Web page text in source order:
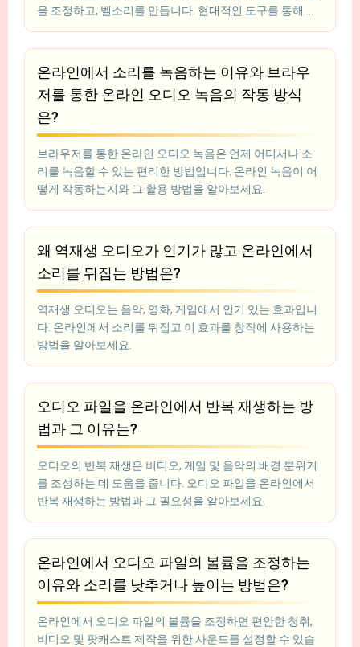
을 조정하고, 벨소리를 만듭니다. 현대적인 도구를 통해 프
할 수 있습니다. 팟캐스터, 비디오 편집자, 블로거 및 음향
작업을 하는 모든 사람에게 적합합니다.
온라인에서 소리를 녹음하는 이유와 브라우
저를 통한 온라인 오디오 녹음의 작동 방식
은?
브라우저를 통한 온라인 오디오 녹음은 언제 어디서나 소
리를 녹음할 수 있는 편리한 방법입니다. 온라인 녹음이 어
떻게 작동하는지와 그 활용 방법을 알아보세요.
왜 역재생 오디오가 인기가 많고 온라인에서
소리를 뒤집는 방법은?
역재생 오디오는 음악, 영화, 게임에서 인기 있는 효과입니
다. 온라인에서 소리를 뒤집고 이 효과를 창작에 사용하는
방법을 알아보세요.
오디오 파일을 온라인에서 반복 재생하는 방
법과 그 이유는?
오디오의 반복 재생은 비디오, 게임 및 음악의 배경 분위기
를 조성하는 데 도움을 줍니다. 오디오 파일을 온라인에서
반복 재생하는 방법과 그 필요성을 알아보세요.
온라인에서 오디오 파일의 볼륨을 조정하는
이유와 소리를 낮추거나 높이는 방법은?
온라인에서 오디오 파일의 볼륨을 조정하면 편안한 청취,
비디오 및 팟캐스트 제작을 위한 사운드를 설정할 수 있습